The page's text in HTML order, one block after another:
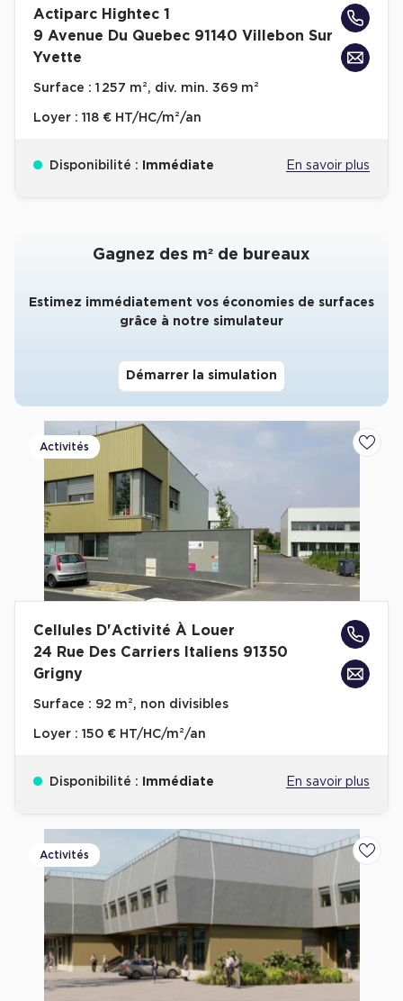
Collections de Logistique
Entrepôts Messagerie
Entrepôts logistique classe A
Location de Commerces
Location de Commerces à Paris
Location de Commerces à Bordeaux
Location de Commerces à Reims
Achat de Commerces
Achat de Commerces à Nîmes
Achat de Commerces à Toulouse
Achat de Commerces à Marseille
Achat de Commerces à Dijon
Bureaux privés
Bureaux privés à Paris
Bureaux privés à Lyon
Bureaux privés à Marseille
Bureaux privés à Neuilly-sur-Seine
Plateaux opérés à Paris
Plateaux opérés à Lyon
Plateaux opérés à Neuilly-sur-Seine
Plateaux opérés à Saint-Ouen
Plateaux opérés à Boulogne-Billancourt
Actiparc Hightec 1
9 Avenue Du Quebec 91140 Villebon Sur
Yvette
Surface : 1 257 m², div. min. 369 m²
Loyer : 118 € HT/HC/m²/an
Disponibilité : Immédiate En savoir plus
Gagnez des m² de bureaux
Estimez immédiatement vos économies de surfaces
grâce à notre simulateur
Démarrer la simulation
Activités
Cellules D'Activité À Louer
24 Rue Des Carriers Italiens 91350
Grigny
Surface : 92 m², non divisibles
Loyer : 150 € HT/HC/m²/an
Disponibilité : Immédiate En savoir plus
Activités